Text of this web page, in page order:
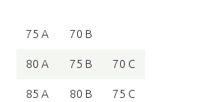
75 А 70 B
80 A 75 B 70 C
85 A 80 B 75 C